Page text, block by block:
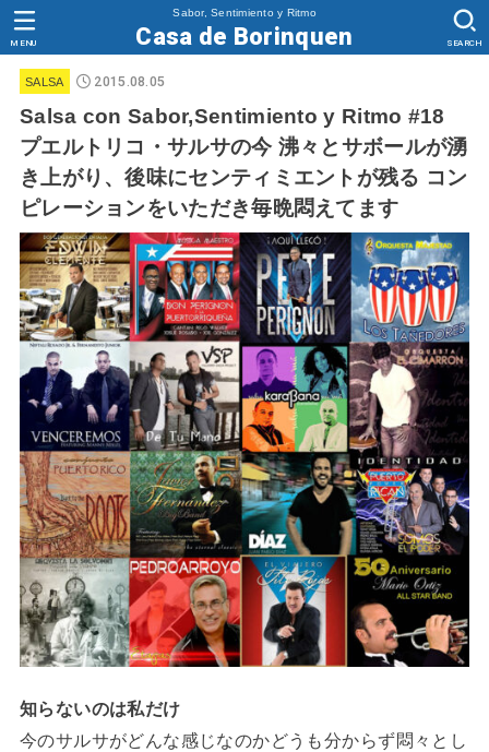
Sabor, Sentimiento y Ritmo
Casa de Borinquen SEARCH
MENU
SALSA 2015.08.05
Salsa con Sabor,Sentimiento y Ritmo #18
プエルトリコ・サルサの今 沸々とサボールが湧
き上がり、後味にセンティミエントが残る コン
ピレーションをいただき毎晩悶えてます
知らないのは私だけ
今のサルサがどんな感じなのかどうも分からず悶々とし